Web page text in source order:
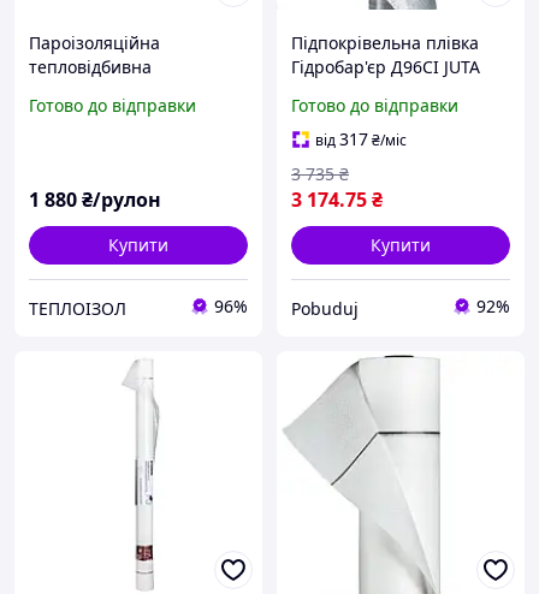
Пароізоляційна
тепловідбивна
Masterplast SOFT ALU 90
Готово до відправки
1 880₴/рулон
Купити
ТЕПЛОIЗОЛ 96%
Підпокрівельна плівка
Гідробар'єр Д96СІ JUTA
Готово до відправки
від317₴/міс
3 174.75₴
3 735 ₴
Купити
Pobuduj 92%